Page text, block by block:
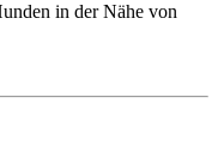
in der Nähe von